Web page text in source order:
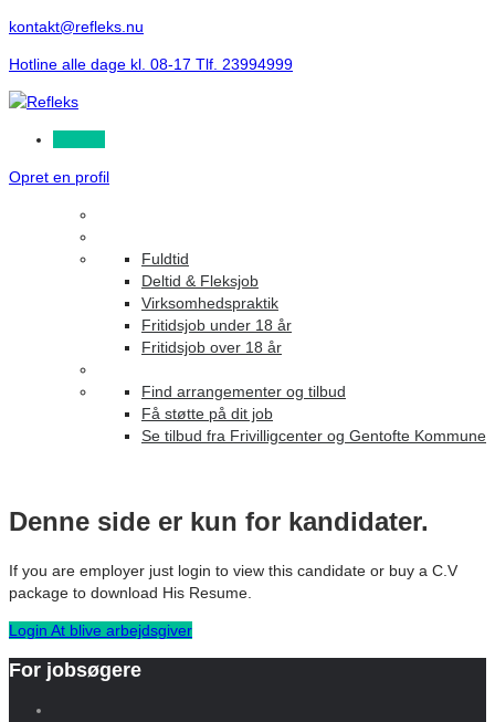
kontakt@refleks.nu
Hotline alle dage kl. 08-17 Tlf. 23994999
Opret en profil
Fuldtid
Deltid & Fleksjob
Virksomhedspraktik
Fritidsjob under 18 år
Fritidsjob over 18 år
Find arrangementer og tilbud
Få støtte på dit job
Se tilbud fra Frivilligcenter og Gentofte Kommune
Denne side er kun for kandidater.
If you are employer just login to view this candidate or buy a C.V
package to download His Resume.
Login At blive arbejdsgiver
For jobsøgere